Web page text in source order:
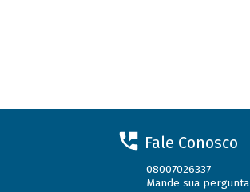
Fale Conosco
08007026337
Mande sua pergunta